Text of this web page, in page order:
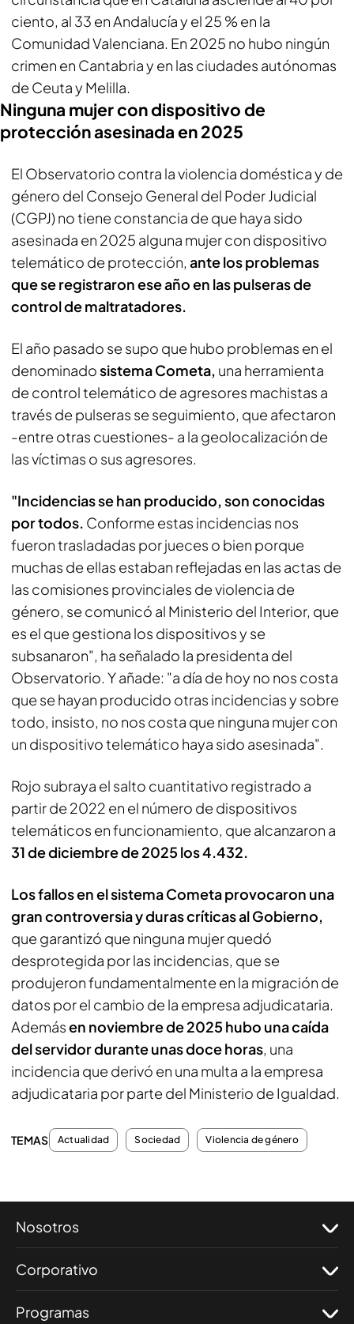
ciento, al 33 en Andalucía y el 25 % en la
Comunidad Valenciana. En 2025 no hubo ningún
crimen en Cantabria y en las ciudades autónomas
de Ceuta y Melilla.
Ninguna mujer con dispositivo de
protección asesinada en 2025
El Observatorio contra la violencia doméstica y de
género del Consejo General del Poder Judicial
(CGPJ) no tiene constancia de que haya sido
asesinada en 2025 alguna mujer con dispositivo
telemático de protección, ante los problemas
que se registraron ese año en las pulseras de
control de maltratadores.
El año pasado se supo que hubo problemas en el
denominadosistema Cometa, una herramienta
de control telemático de agresores machistas a
través de pulseras se seguimiento, que afectaron
-entre otras cuestiones- a la geolocalización de
las víctimas o sus agresores.
"Incidencias se han producido, son conocidas
por todos. Conforme estas incidencias nos
fueron trasladadas por jueces o bien porque
muchas de ellas estaban reflejadas en las actas de
las comisiones provinciales de violencia de
género, se comunicó al Ministerio del Interior, que
es el que gestiona los dispositivos y se
subsanaron", ha señalado la presidenta del
Observatorio. Y añade: "a día de hoy no nos costa
que se hayan producido otras incidencias y sobre
todo, insisto, no nos costa que ninguna mujer con
un dispositivo telemático haya sido asesinada".
Rojo subraya el salto cuantitativo registrado a
partir de 2022 en el número de dispositivos
telemáticos en funcionamiento, que alcanzaron a
31 de diciembre de 2025 los 4.432.
Los fallos en el sistema Cometa provocaron una
gran controversia y duras críticas al Gobierno,
que garantizó que ninguna mujer quedó
desprotegida por las incidencias, que se
produjeron fundamentalmente en la migración de
datos por el cambio de la empresa adjudicataria.
Ademásen noviembre de 2025 hubo una caída
del servidor durante unas doce horas, una
incidencia que derivó en una multa a la empresa
adjudicataria por parte del Ministerio de Igualdad.
TEMAS Actualidad Sociedad Violencia de género
Nosotros
Corporativo
Programas